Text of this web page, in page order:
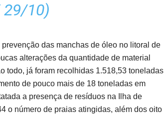
29/10)
das manchas de óleo no litoral de
alterações da quantidade de material
todo, já foram recolhidas 1.518,53 toneladas
de pouco mais de 18 toneladas em
a presença de resíduos na Ilha de
o número de praias atingidas, além dos oito